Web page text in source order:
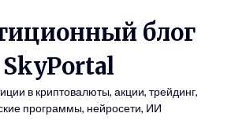
блог
SkyPortal
в криптовалюты, акции, трейдинг,
программы, нейросети, ИИ